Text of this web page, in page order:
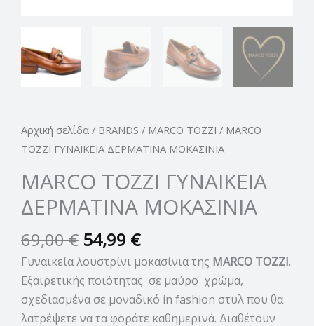
Αρχική σελίδα / BRANDS / MARCO TOZZI / MARCO
TOZZI ΓΥΝΑΙΚΕΙΑ ΔΕΡΜΑΤΙΝΑ ΜΟΚΑΣΙΝΙΑ
MARCO TOZZI ΓΥΝΑΙΚΕΙΑ
ΔΕΡΜΑΤΙΝΑ ΜΟΚΑΣΙΝΙΑ
69,00€ 54,99 €
Γυναικεία λουστρίνι μοκασίνια της MARCO TOZZI.
Εξαιρετικής ποιότητας σε μαύρο χρώμα,
σχεδιασμένα σε μοναδικό in fashion στυλ που θα
λατρέψετε να τα φοράτε καθημερινά. Διαθέτουν